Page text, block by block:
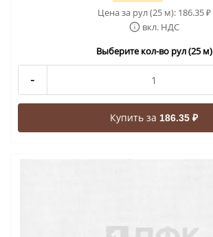
Цена за рул (25 м): 186.35₽
вкл. НДС
Выберите кол-во рул (25 м)
-
Купить за 186.35 ₽